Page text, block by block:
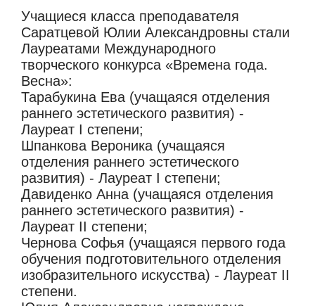
Учащиеся класса преподавателя
Саратцевой Юлии Александровны стали
Лауреатами Международного
творческого конкурса «Времена года.
Весна»:
Тарабукина Ева (учащаяся отделения
раннего эстетического развития) -
Лауреат I степени;
Шпанкова Вероника (учащаяся
отделения раннего эстетического
развития) - Лауреат I степени;
Давиденко Анна (учащаяся отделения
раннего эстетического развития) -
Лауреат II степени;
Чернова Софья (учащаяся первого года
обучения подготовительного отделения
изобразительного искусства) - Лауреат II
степени.